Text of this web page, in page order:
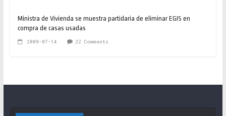
Ministra de Vivienda se muestra partidaria de eliminar EGIS en
compra de casas usadas
2009-07-14 22 Comments